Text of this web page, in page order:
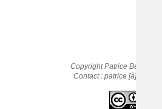
Copyright Patrice Bernard
Contact : patrice [à]